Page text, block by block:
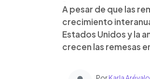
A pesar de que las
crecimiento
Estados Unidos y la
crecen las remesas